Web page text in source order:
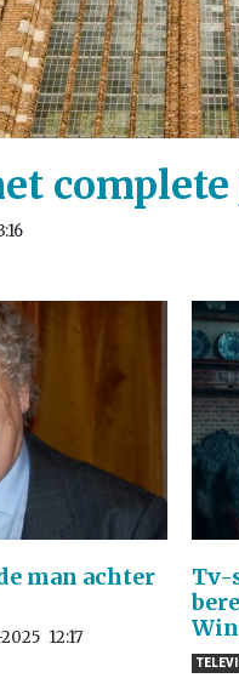
complete
man achter
2025 12:17
Tv-